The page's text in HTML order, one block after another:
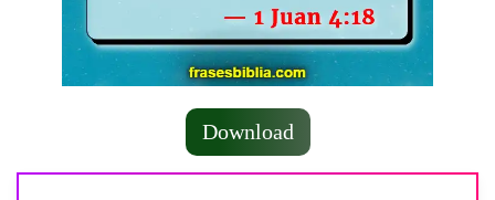
Download